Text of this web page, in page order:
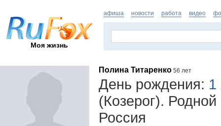
Моя жизнь
афиша новости работа видео
Полина Титаренко 56 лет
День рождения: 1
(Козерог).
Россия